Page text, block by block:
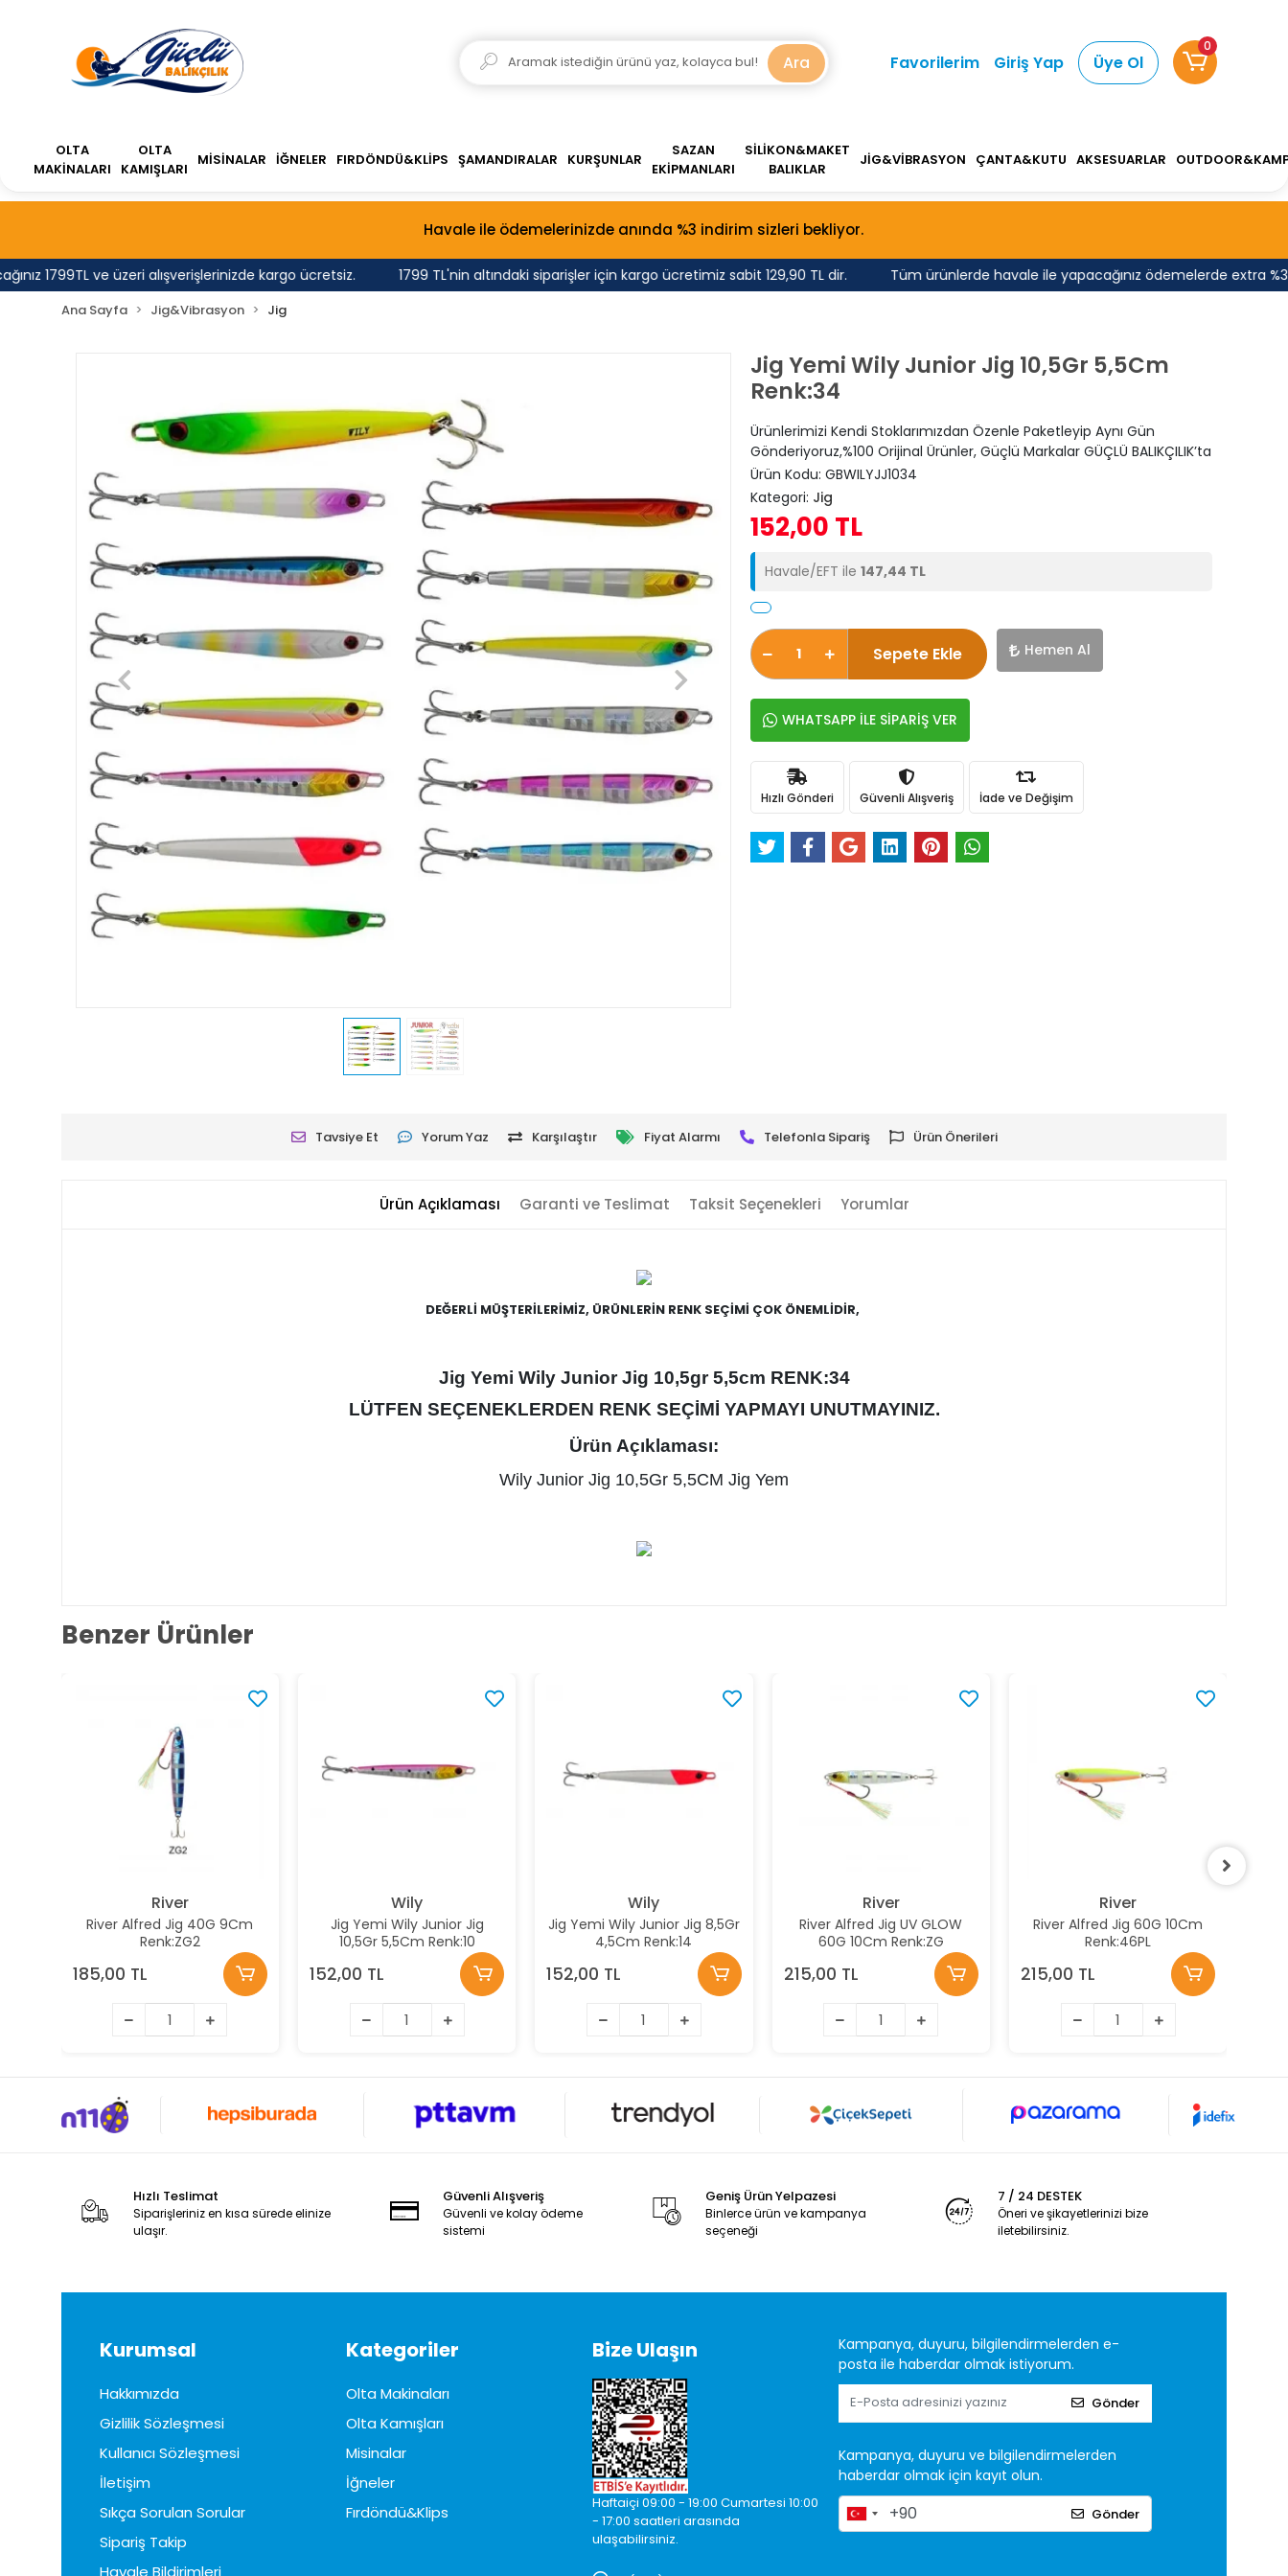
Havale ile ödemelerinizde anında %3 indirim sizleri bekliyor.
1799TL ve üzeri alışverişlerinizde kargo ücretsiz. 1799 TL'nin altındaki siparişler için kargo ücretimiz sabit 129,90 TL dir. Tüm ürünlerde havale ile yapacağınız ödemelerde extra %3
Ara Favorilerim Giriş Yap Üye Ol
0
OLTA
MAKİNALARI
OLTA
KAMIŞLARI
MİSİNALAR İĞNELER FIRDÖNDÜ&KLİPS ŞAMANDIRALAR KURŞUNLAR
SAZAN
EKİPMANLARI
SİLİKON&MAKET
BALIKLAR
JİG&VİBRASYON ÇANTA&KUTU AKSESUARLAR
Ana Sayfa Jig&Vibrasyon Jig
Jig Yemi Wily Junior Jig 10,5Gr 5,5Cm
Renk:34
Ürünlerimizi Kendi Stoklarımızdan Özenle Paketleyip Aynı Gün
Gönderiyoruz,%100 Orijinal Ürünler, Güçlü Markalar GÜÇLÜ BALIKÇILIK’ta
Ürün Kodu: GBWILYJJ1034
Kategori: Jig
152,00 TL
Havale/EFT ile 147,44 TL
Sepete Ekle Hemen Al
WHATSAPP İLE SİPARİŞ VER
Hızlı Gönderi Güvenli Alışveriş İade ve Değişim
Tavsiye Et Yorum Yaz Karşılaştır Fiyat Alarmı Telefonla Sipariş Ürün Önerileri
Ürün Açıklaması Garanti ve Teslimat Taksit Seçenekleri Yorumlar
DEĞERLİ MÜŞTERİLERİMİZ, ÜRÜNLERİN RENK SEÇİMİ ÇOK ÖNEMLİDİR,
Jig Yemi Wily Junior Jig 10,5gr 5,5cm RENK:34
LÜTFEN SEÇENEKLERDEN RENK SEÇİMİ YAPMAYI UNUTMAYINIZ.
Ürün Açıklaması:
Wily Junior Jig 10,5Gr 5,5CM Jig Yem
Benzer Ürünler
River
River Alfred Jig 40G 9Cm
Renk:ZG2
185,00 TL
Wily
Jig Yemi Wily Junior Jig
10,5Gr 5,5Cm Renk:10
152,00 TL
Wily
Jig Yemi Wily Junior Jig 8,5Gr
4,5Cm Renk:14
152,00 TL
River
River Alfred Jig UV GLOW
60G 10Cm Renk:ZG
215,00 TL
River
River Alfred Jig 60G 10Cm
Renk:46PL
215,00 TL
Hızlı Teslimat
Siparişleriniz en kısa sürede elinize
ulaşır.
Güvenli Alışveriş
Güvenli ve kolay ödeme
sistemi
Geniş Ürün Yelpazesi
Binlerce ürün ve kampanya
seçeneği
7 / 24 DESTEK
Öneri ve şikayetlerinizi bize
iletebilirsiniz.
Kurumsal
Hakkımızda
Gizlilik Sözleşmesi
Kullanıcı Sözleşmesi
İletişim
Sıkça Sorulan Sorular
Sipariş Takip
Havale Bildirimleri
Kategoriler
Olta Makinaları
Olta Kamışları
Misinalar
İğneler
Fırdöndü&Klips
Bize Ulaşın
Haftaiçi 09:00 - 19:00 Cumartesi 10:00
- 17:00 saatleri arasında
ulaşabilirsiniz.
Kampanya, duyuru, bilgilendirmelerden e-
posta ile haberdar olmak istiyorum.
Gönder
Kampanya, duyuru ve bilgilendirmelerden
haberdar olmak için kayıt olun.
Gönder